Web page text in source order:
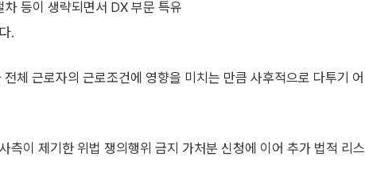
등이 생략되면서 DX 부문 특유
.
체 근로자의 근로조건에 영향을 미치는 만큼 사후적으로 다투기 어
측이 제기한 위법 쟁의행위 금지 가처분 신청에 이어 추가 법적 리스